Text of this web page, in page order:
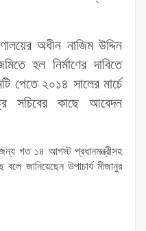
অধীন নাজিম উদ্দিন
হল নির্মাণের দাবিতে
পেতে ২০১৪ সালের মার্চে
সচিবের কাছে আবেদন
জন্য গত ১৪ আগস্ট প্রধানমন্ত্রীসহ
জানিয়েছেন উপাচার্য মীজানুর